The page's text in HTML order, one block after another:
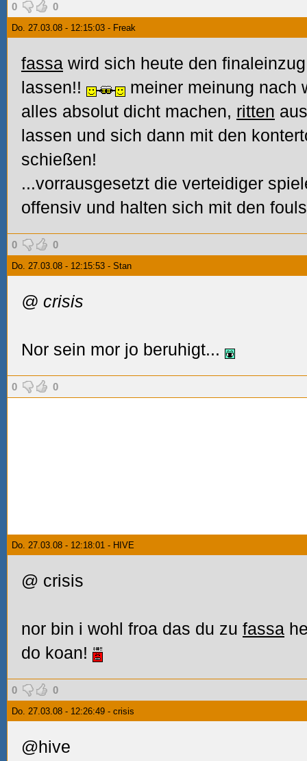
0 0
Do. 27.03.08 - 12:15:03 - Freak
fassa wird sich heute den
lassen!!
meiner meinung nach
alles absolut dicht machen, ritten
lassen und sich dann mit den
schießen!
...vorrausgesetzt die verteidiger
offensiv und halten sich mit den
0 0
Do. 27.03.08 - 12:15:53 - Stan
@ crisis
Nor sein mor jo beruhigt...
0 0
Do. 27.03.08 - 12:18:01 - HIVE
@ crisis
nor bin i wohl froa das du zu fassa
do koan!
0 0
Do. 27.03.08 - 12:26:49 - crisis
@hive